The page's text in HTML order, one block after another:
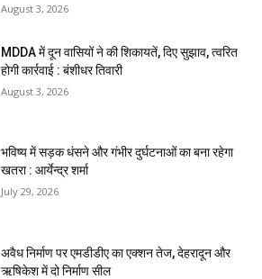
August 3, 2026
MDDA में दून वासियों ने की शिकायतें, दिए सुझाव, त्वरित
होगी कार्रवाई : बंशीधर तिवारी
August 3, 2026
भविष्य में सड़क धंसने और गंभीर दुर्घटनाओं का बना रहेगा
खतरा : आर्येन्द्र शर्मा
July 29, 2026
अवैध निर्माण पर एमडीडीए का एक्शन तेज, देहरादून और
ऋषिकेश में दो निर्माण सील